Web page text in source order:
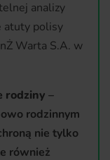
analizy
atuty polisy
Warta S.A. w
rodziny –
rodzinnym
nie tylko
również